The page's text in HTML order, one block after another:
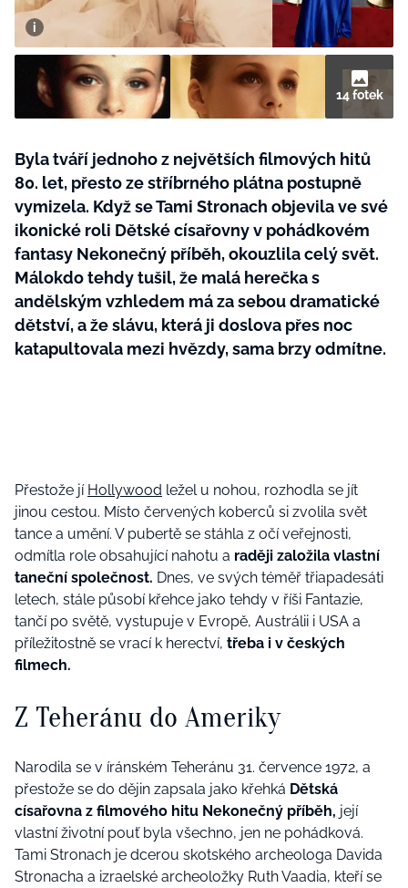
ROČNÍ PŘEDPLATNÉ SVĚT ŽENY +
SADA PRODUKTŮ MANA (10 ks)
14 fotek
Byla tváří jednoho z největších filmových hitů
80. let, přesto ze stříbrného plátna postupně
vymizela. Když se Tami Stronach objevila ve své
ikonické roli Dětské císařovny v pohádkovém
fantasy Nekonečný příběh, okouzlila celý svět.
Málokdo tehdy tušil, že malá herečka s
andělským vzhledem má za sebou dramatické
dětství, a že slávu, která ji doslova přes noc
katapultovala mezi hvězdy, sama brzy odmítne.
Přestože jí Hollywood ležel u nohou, rozhodla se jít
jinou cestou. Místo červených koberců si zvolila svět
tance a umění. V pubertě se stáhla z očí veřejnosti,
odmítla role obsahující nahotu a raději založila vlastní
taneční společnost. Dnes, ve svých téměř třiapadesáti
letech, stále působí křehce jako tehdy v říši Fantazie,
tančí po světě, vystupuje v Evropě, Austrálii i USA a
příležitostně se vrací k herectví, třeba i v českých
filmech.
Z Teheránu do Ameriky
Narodila se v íránském Teheránu 31. července 1972, a
přestože se do dějin zapsala jako křehká Dětská
císařovna z filmového hitu Nekonečný příběh, její
vlastní životní pouť byla všechno, jen ne pohádková.
Tami Stronach je dcerou skotského archeologa Davida
Stronacha a izraelské archeoložky Ruth Vaadia, kteří se